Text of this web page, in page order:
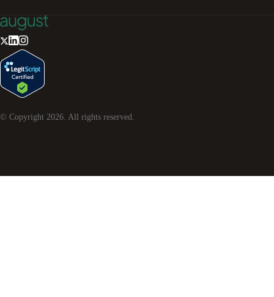
© Copyright 2026 . All rights reserved.